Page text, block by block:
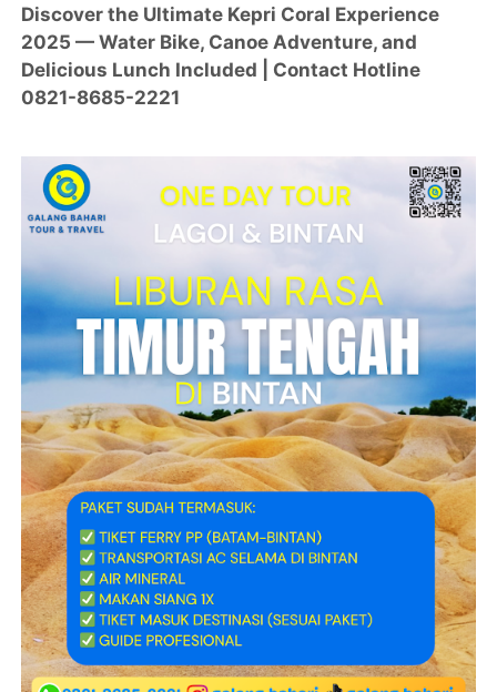
Discover the Ultimate Kepri Coral Experience
2025 — Water Bike, Canoe Adventure, and
Delicious Lunch Included | Contact Hotline
0821-8685-2221